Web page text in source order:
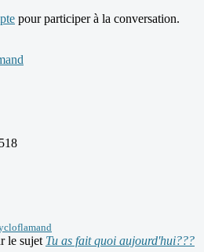
pour participer à la conversation.
le sujet Tu as fait quoi aujourd'hui???